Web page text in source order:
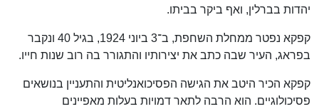
יהדות בברלין, ואף ביקר בביתו.
קפקא נפטר ממחלת השחפת, ב־3 ביוני 1924, בגיל 40 ונקבר
בפראג, העיר שבה כתב את יצירותיו והתגורר בה רוב שנות חייו.
קפקא הכיר היטב את הגישה הפסיכואנליטית והתעניין בנושאים
פסיכולוגיים. הוא הרבה לתאר דמויות בעלות מאפיינים